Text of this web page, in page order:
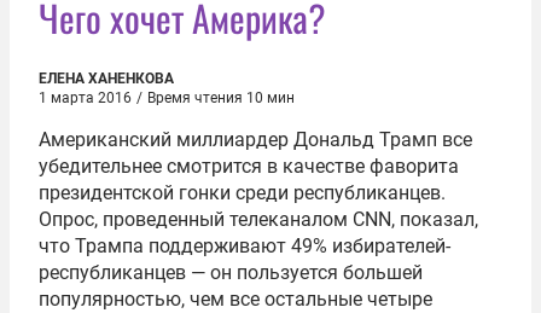
Чего хочет Америка?
ЕЛЕНА ХАНЕНКОВА
1 марта 2016 / Время чтения 10 мин
Американский миллиардер Дональд Трамп все
убедительнее смотрится в качестве фаворита
президентской гонки среди республиканцев.
Опрос, проведенный телеканалом CNN, показал,
что Трампа поддерживают 49% избирателей-
республиканцев — он пользуется большей
популярностью, чем все остальные четыре